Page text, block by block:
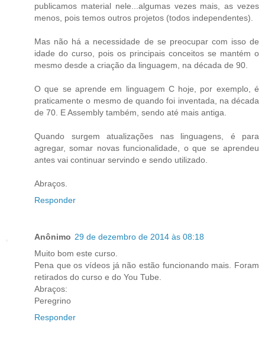
publicamos material nele...algumas vezes mais, as vezes
menos, pois temos outros projetos (todos independentes).
Mas não há a necessidade de se preocupar com isso de
idade do curso, pois os principais conceitos se mantém o
mesmo desde a criação da linguagem, na década de 90.
O que se aprende em linguagem C hoje, por exemplo, é
praticamente o mesmo de quando foi inventada, na década
de 70. E Assembly também, sendo até mais antiga.
Quando surgem atualizações nas linguagens, é para
agregar, somar novas funcionalidade, o que se aprendeu
antes vai continuar servindo e sendo utilizado.
Abraços.
Responder
Anônimo 29 de dezembro de 2014 às 08:18
Muito bom este curso.
Pena que os vídeos já não estão funcionando mais. Foram
retirados do curso e do You Tube.
Abraços:
Peregrino
Responder